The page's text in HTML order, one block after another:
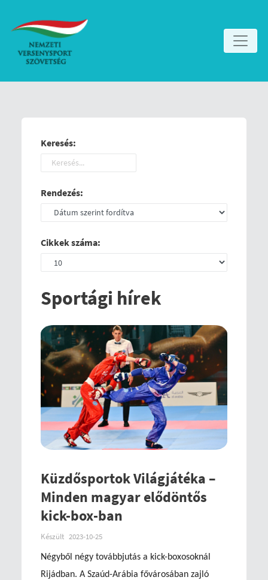
Keresés:
Rendezés:
Cikkek száma:
Sportági hírek
Küzdősportok Világjátéka –
Minden magyar elődöntős
kick-box-ban
Készült 2023-10-25
Négyből négy továbbjutás a kick-boxosoknál
Rijádban. A Szaúd-Arábia fővárosában zajló